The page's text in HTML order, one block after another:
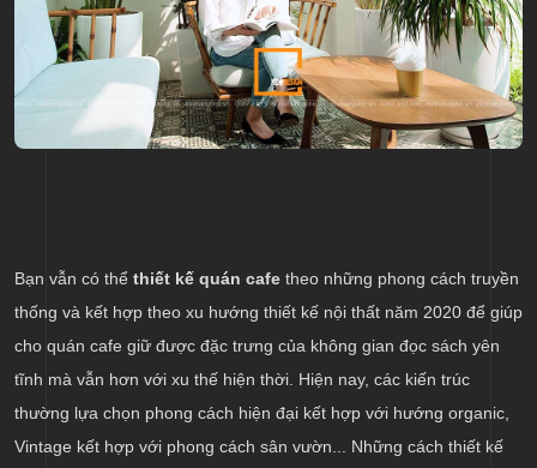
Bạn vẫn có thể thiết kế quán cafe theo những phong cách truyền
thống và kết hợp theo xu hướng thiết kế nội thất năm 2020 để giúp
cho quán cafe giữ được đặc trưng của không gian đọc sách yên
tĩnh mà vẫn hơn với xu thế hiện thời. Hiện nay, các kiến trúc
thường lựa chọn phong cách hiện đại kết hợp với hướng organic,
Vintage kết hợp với phong cách sân vườn... Những cách thiết kế